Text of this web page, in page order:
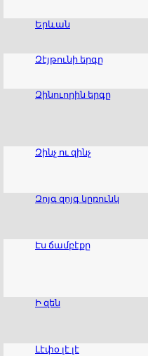
Երևան
Զէյթունի երգը
Զինուորին երգը
Զինչ ու զինչ
Զոյգ զոյգ կըռունկ
Էս ճամբէքը
Ի զեն
Լէփօ լէ լէ